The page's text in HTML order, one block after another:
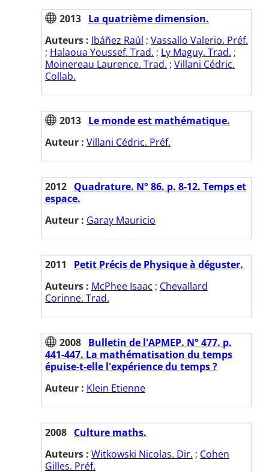
2013 La quatrième dimension.
Auteurs : Ibáñez Raúl ; Vassallo Valerio. Préf.
; Halaoua Youssef. Trad. ; Ly Maguy. Trad. ;
Moinereau Laurence. Trad. ; Villani Cédric.
Collab.
2013 Le monde est mathématique.
Auteur : Villani Cédric. Préf.
2012 Quadrature. N° 86. p. 8-12. Temps et
espace.
Auteur : Garay Mauricio
2011
Petit Précis de Physique à déguster.
Auteurs : McPhee Isaac ; Chevallard
Corinne. Trad.
2008 Bulletin de l'APMEP. N° 477. p.
441-447. La mathématisation du temps
épuise-t-elle l'expérience du temps ?
Auteur : Klein Etienne
2008 Culture maths.
Auteurs : Witkowski Nicolas. Dir. ; Cohen
Gilles. Préf.